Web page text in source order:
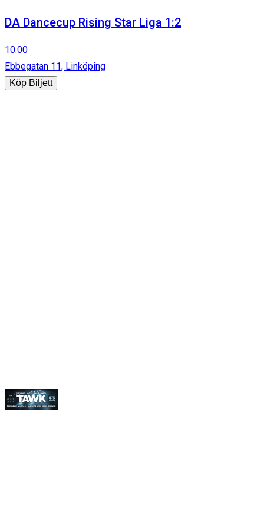
DA Dancecup Rising Star Liga 1:2
10:00
Ebbegatan 11, Linköping
Köp Biljett